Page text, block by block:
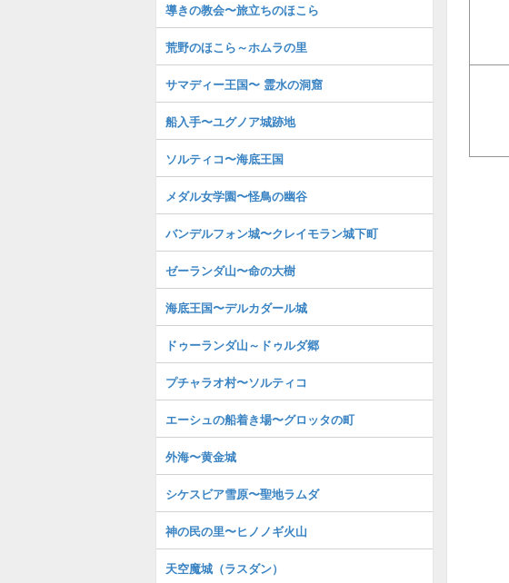
導きの教会〜旅立ちのほこら
荒野のほこら～ホムラの里
サマディー王国〜 霊水の洞窟
船入手〜ユグノア城跡地
ソルティコ〜海底王国
メダル女学園〜怪鳥の幽谷
バンデルフォン城〜クレイモラン城下町
ゼーランダ山〜命の大樹
海底王国〜デルカダール城
ドゥーランダ山～ドゥルダ郷
プチャラオ村〜ソルティコ
エーシュの船着き場〜グロッタの町
外海〜黄金城
シケスビア雪原〜聖地ラムダ
神の民の里〜ヒノノギ火山
天空魔城（ラスダン）